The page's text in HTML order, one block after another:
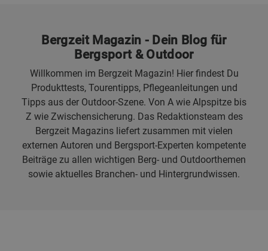
Bergzeit Magazin - Dein Blog für
Bergsport & Outdoor
Willkommen im Bergzeit Magazin! Hier findest Du
Produkttests, Tourentipps, Pflegeanleitungen und
Tipps aus der Outdoor-Szene. Von A wie Alpspitze bis
Z wie Zwischensicherung. Das Redaktionsteam des
Bergzeit Magazins liefert zusammen mit vielen
externen Autoren und Bergsport-Experten kompetente
Beiträge zu allen wichtigen Berg- und Outdoorthemen
sowie aktuelles Branchen- und Hintergrundwissen.